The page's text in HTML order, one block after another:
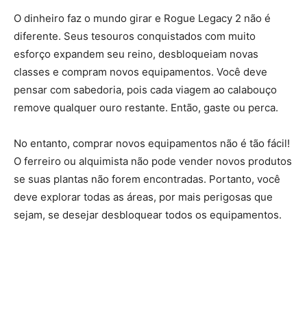
O dinheiro faz o mundo girar e Rogue Legacy 2 não é
diferente. Seus tesouros conquistados com muito
esforço expandem seu reino, desbloqueiam novas
classes e compram novos equipamentos. Você deve
pensar com sabedoria, pois cada viagem ao calabouço
remove qualquer ouro restante. Então, gaste ou perca.
No entanto, comprar novos equipamentos não é tão fácil!
O ferreiro ou alquimista não pode vender novos produtos
se suas plantas não forem encontradas. Portanto, você
deve explorar todas as áreas, por mais perigosas que
sejam, se desejar desbloquear todos os equipamentos.